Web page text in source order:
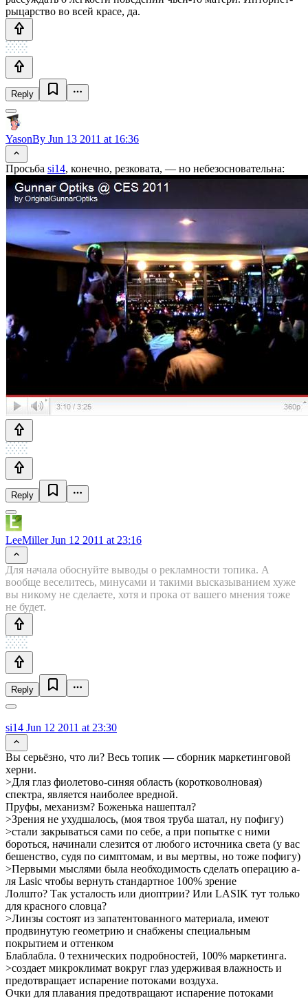
рыцарство во всей красе, да.
Reply
YasonBy Jun 13 2011 at 16:36
Просьба si14, конечно, резковата, — но небезосновательна:
Reply
LeeMillerJun 12 2011 at 23:16
Для начала обоснуйте выводы о рекламности топика. А
вообще веселитесь, минусами и такими высказыванием хуже
вы никому не сделаете, хотя и прока от вашего мнения тоже
не будет.
Reply
si14 Jun 12 2011 at 23:30
Вы серьёзно, что ли? Весь топик — сборник маркетинговой
херни.
>Для глаз фиолетово-синяя область (коротковолновая)
спектра, является наиболее вредной.
Пруфы, механизм? Боженька нашептал?
>Зрения не ухудшалось, (моя твоя труба шатал, ну пофигу)
>стали закрываться сами по себе, а при попытке с ними
бороться, начинали слезится от любого источника света (у вас
бешенство, судя по симптомам, и вы мертвы, но тоже пофигу)
>Первыми мыслями была необходимость сделать операцию а-
ля Lasic чтобы вернуть стандартное 100% зрение
Лолшто? Так усталость или диоптрии? Или LASIK тут только
для красного словца?
>Линзы состоят из запатентованного материала, имеют
продвинутую геометрию и снабжены специальным
покрытием и оттенком
Блаблабла. 0 технических подробностей, 100% маркетинга.
>создает микроклимат вокруг глаз удерживая влажность и
предотвращает испарение потоками воздуха.
Очки для плавания предотвращают испарение потоками